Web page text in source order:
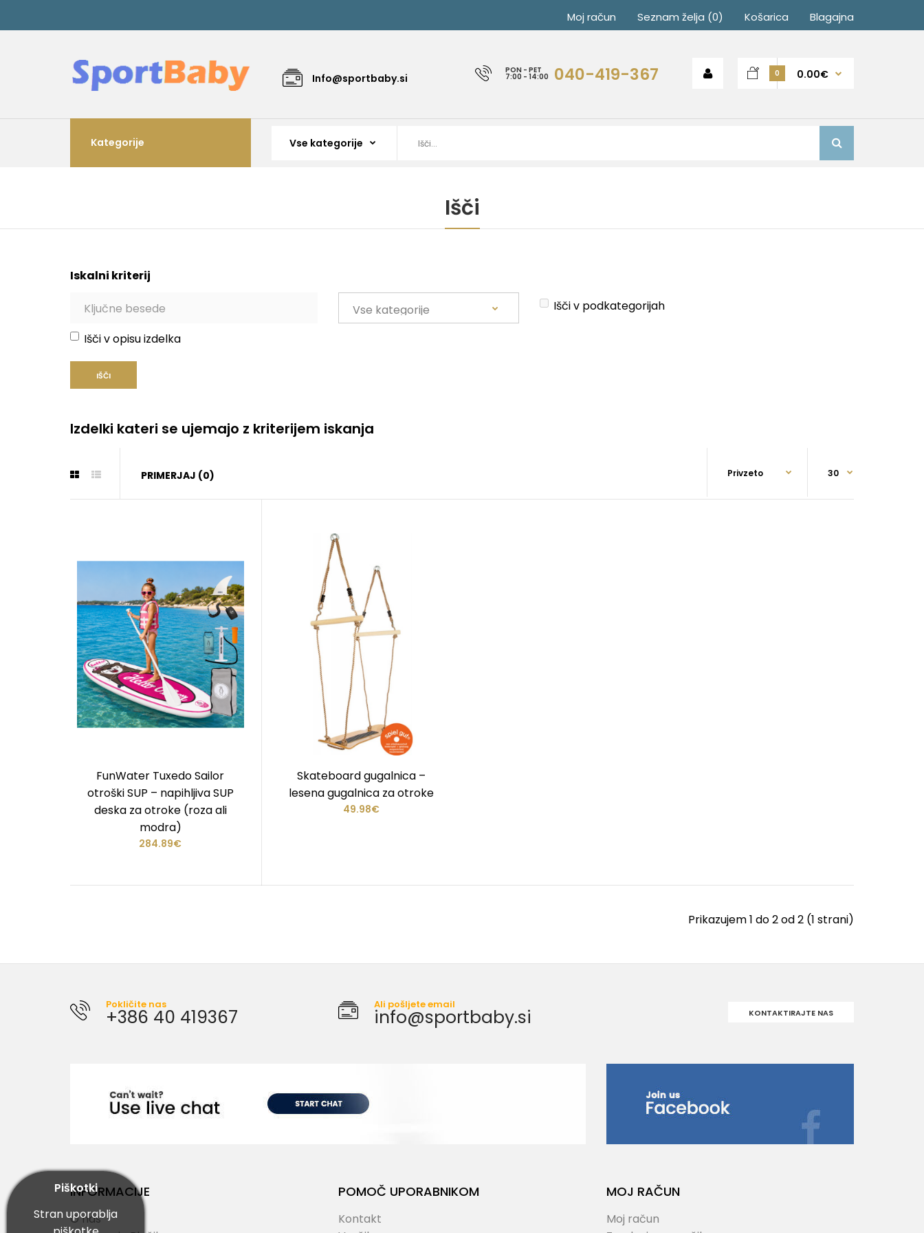
Moj račun Seznam želja (0) Košarica Blagajna
Info@sportbaby.si
PON - PET
7:00 - 14:00 040-419-367 0 0.00€
Kategorije
Išči
Iskalni kriterij
Išči v podkategorijah
Išči v opisu izdelka
Izdelki kateri se ujemajo z kriterijem iskanja
PRIMERJAJ (0)
FunWater Tuxedo Sailor
otroški SUP – napihljiva SUP
deska za otroke (roza ali
modra)
284.89€
Skateboard gugalnica –
lesena gugalnica za otroke
49.98€
Prikazujem 1 do 2 od 2 (1 strani)
Pokličite nas
+386 40 419367
Ali pošljete email
info@sportbaby.si KONTAKTIRAJTE NAS
INFORMACIJE
O nas
POMOČ UPORABNIKOM
Kontakt
MOJ RAČUN
Moj račun
Piškotki
Stran uporablja